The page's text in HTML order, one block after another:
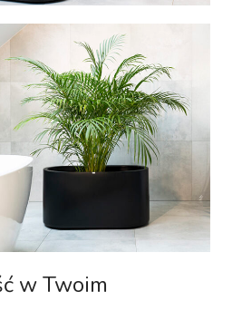
w Twoim